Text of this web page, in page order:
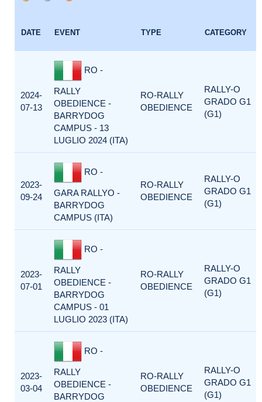
DATE EVENT TYPE CATEGORY
2024-
07-13
RO -
RALLY
OBEDIENCE -
BARRYDOG
CAMPUS - 13
LUGLIO 2024 (ITA)
RO-RALLY
OBEDIENCE
RALLY-O
GRADO G1
(G1)
2023-
09-24
RO -
GARA RALLYO -
BARRYDOG
CAMPUS (ITA)
RO-RALLY
OBEDIENCE
RALLY-O
GRADO G1
(G1)
2023-
07-01
RO -
RALLY
OBEDIENCE -
BARRYDOG
CAMPUS - 01
LUGLIO 2023 (ITA)
RO-RALLY
OBEDIENCE
RALLY-O
GRADO G1
(G1)
2023-
03-04
RO -
RALLY
OBEDIENCE -
BARRYDOG
RO-RALLY
OBEDIENCE
RALLY-O
GRADO G1
(G1)